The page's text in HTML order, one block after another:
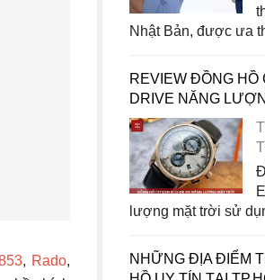
, Rado,
Nhật Bản, được ưa
REVIEW ĐỒNG HỒ
DRIVE NĂNG
lượng mặt trời sử
NHỮNG ĐỊA ĐIỂM